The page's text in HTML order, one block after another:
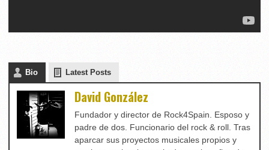
Bio Latest Posts
David González
Fundador y director de Rock4Spain. Esposo y
padre de dos. Funcionario del rock & roll. Tras
aparcar sus proyectos musicales propios y